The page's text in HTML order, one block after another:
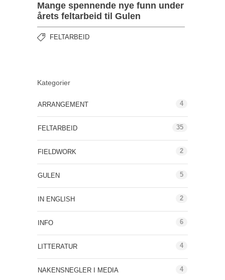
Mange spennende nye funn under
årets feltarbeid til Gulen
FELTARBEID
Kategorier
ARRANGEMENT 4
FELTARBEID 35
FIELDWORK 2
GULEN 5
IN ENGLISH 2
INFO 6
LITTERATUR 4
NAKENSNEGLER I MEDIA 4